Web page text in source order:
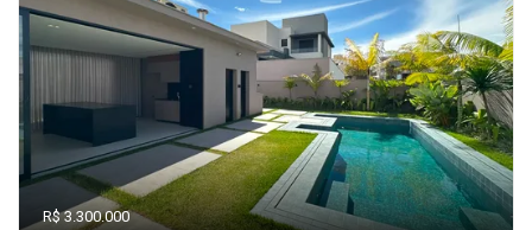
R$ 3.300.000